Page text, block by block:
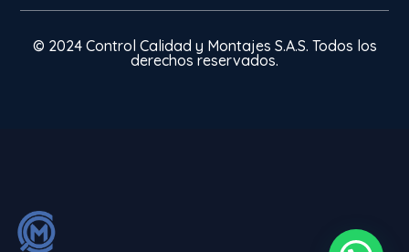
© 2024 Control Calidad y Montajes S.A.S. Todos los
derechos reservados.